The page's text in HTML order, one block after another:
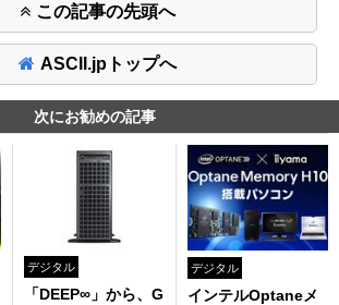
この記事の先頭へ
ASCII.jpトップへ
次にお勧めの記事
デジタル
「DEEP∞」から、G
デジタル
インテルOptaneメ